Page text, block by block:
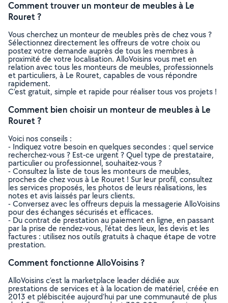
Comment trouver un monteur de meubles à Le
Rouret ?
Vous cherchez un monteur de meubles près de chez vous ?
Sélectionnez directement les offreurs de votre choix ou
postez votre demande auprès de tous les membres à
proximité de votre localisation. AlloVoisins vous met en
relation avec tous les monteurs de meubles, professionnels
et particuliers, à Le Rouret, capables de vous répondre
rapidement.
C’est gratuit, simple et rapide pour réaliser tous vos projets !
Comment bien choisir un monteur de meubles à Le
Rouret ?
Voici nos conseils :
- Indiquez votre besoin en quelques secondes : quel service
recherchez-vous ? Est-ce urgent ? Quel type de prestataire,
particulier ou professionnel, souhaitez-vous ?
- Consultez la liste de tous les monteurs de meubles,
proches de chez vous à Le Rouret ! Sur leur profil, consultez
les services proposés, les photos de leurs réalisations, les
notes et avis laissés par leurs clients.
- Conversez avec les offreurs depuis la messagerie AlloVoisins
pour des échanges sécurisés et efficaces.
- Du contrat de prestation au paiement en ligne, en passant
par la prise de rendez-vous, l’état des lieux, les devis et les
factures : utilisez nos outils gratuits à chaque étape de votre
prestation.
Comment fonctionne AlloVoisins ?
AlloVoisins c’est la marketplace leader dédiée aux
prestations de services et à la location de matériel, créée en
2013 et plébiscitée aujourd’hui par une communauté de plus